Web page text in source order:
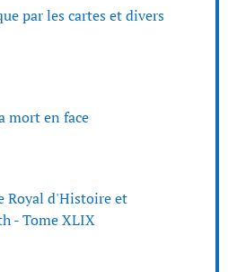
par les cartes et divers
mort en face
Royal d'Histoire et
- Tome XLIX